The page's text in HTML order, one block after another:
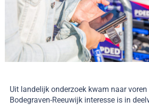
Uit landelijk onderzoek kwam naar voren
Bodegraven-Reeuwijk interesse is in